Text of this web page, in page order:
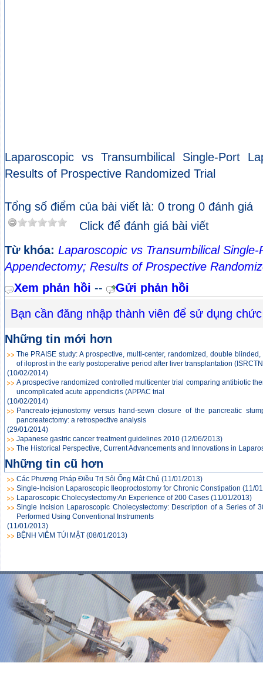
Laparoscopic vs Transumbilical Single-Port
Results of Prospective Randomized Trial
Tổng số điểm của bài viết là: 0 trong 0 đánh giá
Click để đánh giá bài viết
Từ khóa: Laparoscopic vs Transumbilical
Appendectomy; Results of Prospective
Xem phản hồi --
Gửi phản hồi
Bạn cần đăng nhập thành viên để sử dụng
Những tin mới hơn
The PRAISE study: A prospective, multi-center, randomized, double
of iloprost in the early postoperative period after liver transplantation
(10/02/2014)
A prospective randomized controlled multicenter trial comparing antibiotic
uncomplicated acute appendicitis (APPAC trial
(10/02/2014)
Pancreato-jejunostomy versus hand-sewn closure of the pancreatic
pancreatectomy: a retrospective analysis
(29/01/2014)
Japanese gastric cancer treatment guidelines 2010 (12/06/2013)
The Historical Perspective, Current Advancements and Innovations in
Những tin cũ hơn
Các Phương Pháp Điều Trị Sỏi Ống Mật Chủ (11/01/2013)
Single-Incision Laparoscopic Ileoproctostomy for Chronic Constipation (11/
Laparoscopic Cholecystectomy:An Experience of 200 Cases (11/01/2013)
Single Incision Laparoscopic Cholecystectomy: Description of a Series of
Performed Using Conventional Instruments
(11/01/2013)
BỆNH VIÊM TÚI MẬT (08/01/2013)